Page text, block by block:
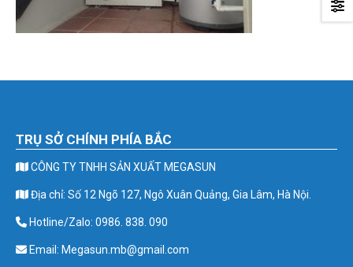
TRỤ SỞ CHÍNH PHÍA BẮC
CÔNG TY TNHH SẢN XUẤT MEGASUN
Địa chỉ: Số 12 Ngõ 127, Ngô Xuân Quảng, Gia Lâm, Hà Nội.
Hotline/Zalo: 0986. 838. 090
Email: Megasun.mb@gmail.com